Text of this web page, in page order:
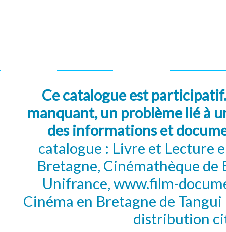
Ce catalogue est
manquant, un problème lié à
des informations et
catalogue : Livre et Lecture
Bretagne, Cinémathèque de
Unifrance, www.film-
Cinéma en Bretagne de
distribution